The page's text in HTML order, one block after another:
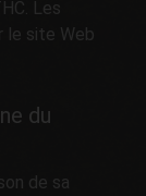
Les
le site Web
du
de sa